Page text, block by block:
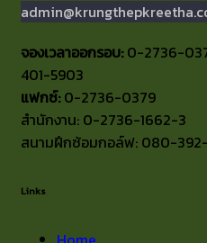
จองเวลาออกรอบ:0-2736-
401-5903
แฟกซ์:0-2736-0379
สำนักงาน: 0-2736-1662-3
สนามฝึกซ้อมกอล์ฟ: 080-
Links